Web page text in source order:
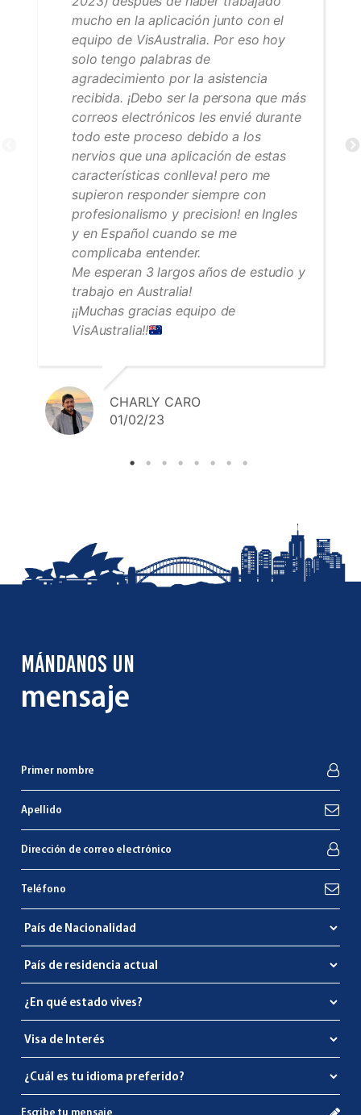
mucho en la aplicación junto con el
equipo de VisAustralia. Por eso hoy
solo tengo palabras de
agradecimiento por la asistencia
recibida. ¡Debo ser la persona que más
correos electrónicos les envié durante
todo este proceso debido a los
nervios que una aplicación de estas
características conlleva! pero me
supieron responder siempre con
profesionalismo y precision! en Ingles
y en Español cuando se me
complicaba entender.
Me esperan 3 largos años de estudio y
trabajo en Australia!
¡¡Muchas gracias equipo de
VisAustralia!!
CHARLY CARO
01/02/23
MÁNDANOS UN
mensaje